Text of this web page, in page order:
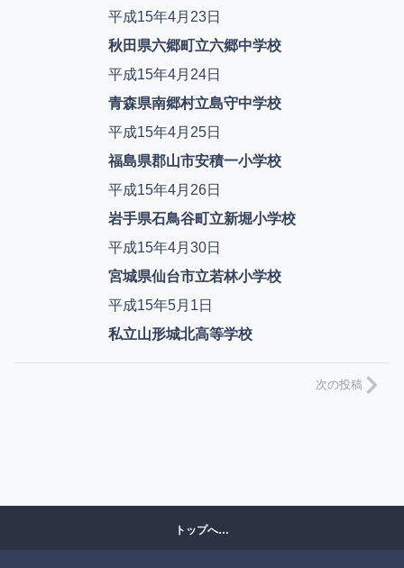
平成15年4月23日
秋田県六郷町立六郷中学校
平成15年4月24日
青森県南郷村立島守中学校
平成15年4月25日
福島県郡山市安積一小学校
平成15年4月26日
岩手県石鳥谷町立新堀小学校
平成15年4月30日
宮城県仙台市立若林小学校
平成15年5月1日
私立山形城北高等学校
次の投稿
トップへ…